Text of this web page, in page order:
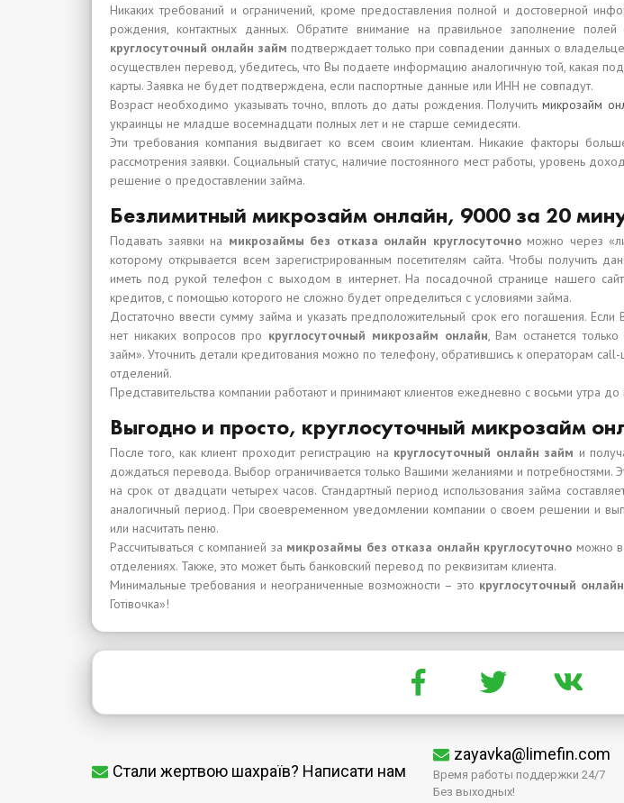
Никаких требований и ограничений, кроме предоставления полной и достоверной
рождения, контактных данных. Обратите внимание на правильное заполнение
круглосуточный онлайн займ подтверждает только при совпадении данных о
осуществлен перевод, убедитесь, что Вы подаете информацию аналогичную той, какая
карты. Заявка не будет подтверждена, если паспортные данные или ИНН не совпадут.
Возраст необходимо указывать точно, вплоть до даты рождения. Получитьмикрозайм
украинцы не младше восемнадцати полных лет и не старше семидесяти.
Эти требования компания выдвигает ко всем своим клиентам. Никакие факторы
рассмотрения заявки. Социальный статус, наличие постоянного мест работы, уровень
решение о предоставлении займа.
Безлимитный микрозайм онлайн, 9000 за 20
Подавать заявки на микрозаймы без отказа онлайн круглосуточноможно через
которому открывается всем зарегистрированным посетителям сайта. Чтобы получить
иметь под рукой телефон с выходом в интернет. На посадочной странице нашего
кредитов, с помощью которого не сложно будет определиться с условиями займа.
Достаточно ввести сумму займа и указать предположительный срок его погашения. Если
нет никаких вопросов про круглосуточный микрозайм онлайн, Вам останется
займ». Уточнить детали кредитования можно по телефону, обратившись к операторам
отделений.
Представительства компании работают и принимают клиентов ежедневно с восьми утра
Выгодно и просто, круглосуточный микрозайм
После того, как клиент проходит регистрацию на круглосуточный онлайн займ и
дождаться перевода. Выбор ограничивается только Вашими желаниями и
на срок от двадцати четырех часов. Стандартный период использования займа
аналогичный период. При своевременном уведомлении компании о своем решении и
или насчитать пеню.
Рассчитываться с компанией за микрозаймы без отказа онлайн круглосуточно можно в
отделениях. Также, это может быть банковский перевод по реквизитам клиента.
Минимальные требования и неограниченные возможности – это круглосуточный
Готівочка»!
Стали жертвою шахраїв? Написати нам
zayavka@limefin.com
Время работы поддержки 24/7
Без выходных!